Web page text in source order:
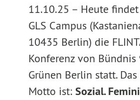
11.10.25 – Heute
GLS Campus
10435 Berlin) die
Konferenz von Bündnis
Grünen Berlin statt.
Motto ist: Sozial.